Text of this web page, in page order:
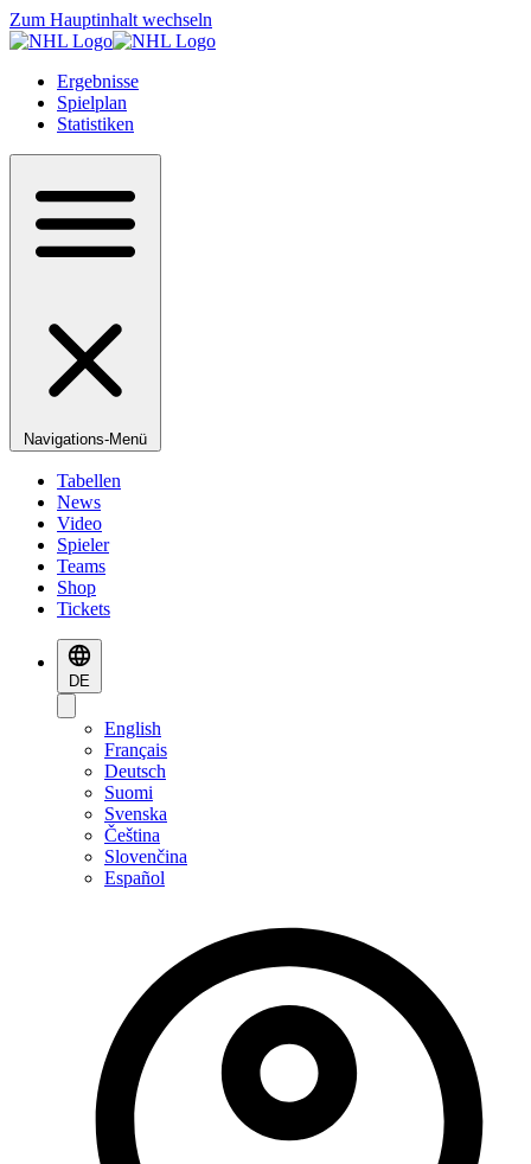
Zum Hauptinhalt wechseln
Ergebnisse
Spielplan
Statistiken
Navigations-Menü
Tabellen
News
Video
Spieler
Teams
Shop
Tickets
DE
English
Français
Deutsch
Suomi
Svenska
Čeština
Slovenčina
Español